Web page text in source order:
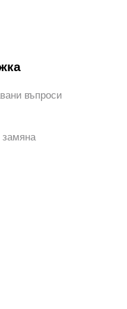
въпроси